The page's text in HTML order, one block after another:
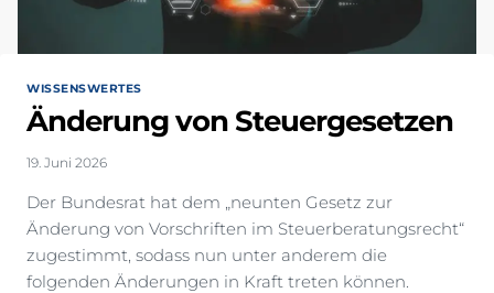
WISSENSWERTES
Änderung von Steuergesetzen
19. Juni 2026
Der Bundesrat hat dem „neunten Gesetz zur
Änderung von Vorschriften im Steuerberatungsrecht“
zugestimmt, sodass nun unter anderem die
folgenden Änderungen in Kraft treten können.